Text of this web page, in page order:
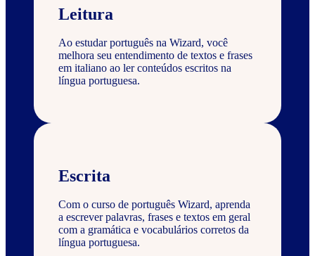
Leitura
Ao estudar português na Wizard, você
melhora seu entendimento de textos e frases
em italiano ao ler conteúdos escritos na
língua portuguesa.
Escrita
Com o curso de português Wizard, aprenda
a escrever palavras, frases e textos em geral
com a gramática e vocabulários corretos da
língua portuguesa.